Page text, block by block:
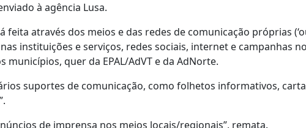
à agência Lusa.
através dos meios e das redes de comunicação próprias
instituições e serviços, redes sociais, internet e campanhas
quer da EPAL/AdVT e da AdNorte.
suportes de comunicação, como folhetos informativos,
de imprensa nos meios locais/regionais”, remata.